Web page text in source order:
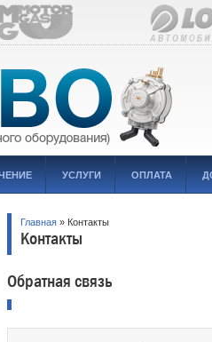
УСЛУГИ ОПЛАТА
Главная » Контакты
Контакты
Обратная связь